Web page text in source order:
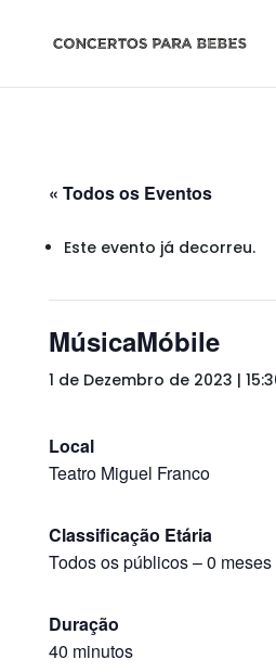
« Todos os Eventos
Este evento já decorreu.
MúsicaMóbile
1 de Dezembro de 2023 |
Local
Teatro Miguel Franco
Classificação Etária
Todos os públicos – 0
Duração
40 minutos